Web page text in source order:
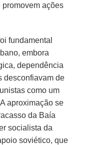
promovem ações
fundamental
embora
dependência
desconfiavam de
como um
aproximação se
da Baía
socialista da
soviético, que